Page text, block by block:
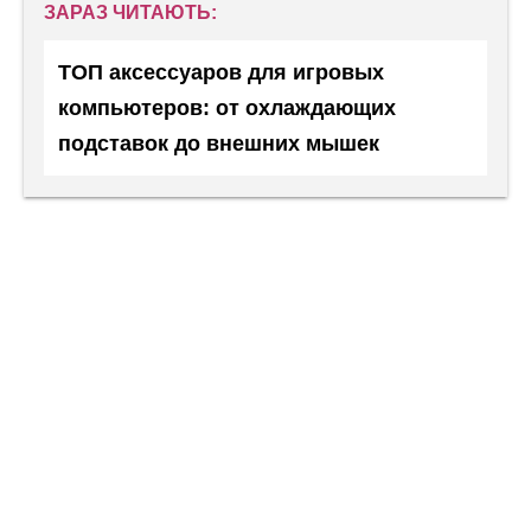
ЗАРАЗ ЧИТАЮТЬ:
ТОП аксессуаров для игровых
компьютеров: от охлаждающих
подставок до внешних мышек